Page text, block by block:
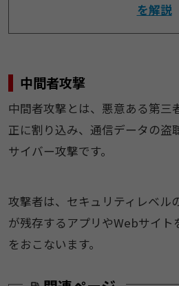
を解説
中間者攻撃
中間者攻撃とは、悪意ある第三
正に割り込み、通信データの盗
サイバー攻撃です。
攻撃者は、セキュリティレベル
が残存するアプリやWebサイト
をおこないます。